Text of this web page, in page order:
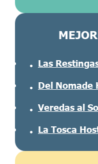
Las
Del Nomade
Veredas al
La Tosca